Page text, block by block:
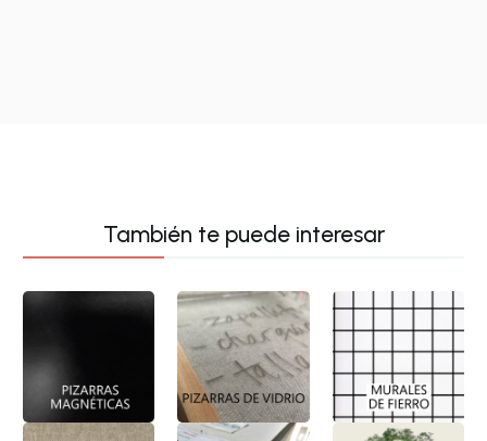
También te puede interesar